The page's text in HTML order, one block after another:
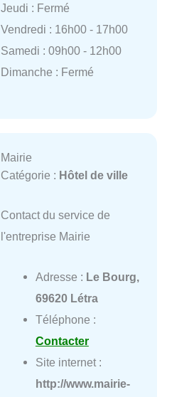
Jeudi : Fermé
Vendredi : 16h00 - 17h00
Samedi : 09h00 - 12h00
Dimanche : Fermé
Mairie
Catégorie : Hôtel de ville
Contact du service de
l'entreprise Mairie
Adresse : Le Bourg,
69620 Létra
Téléphone :
Contacter
Site internet :
http://www.mairie-